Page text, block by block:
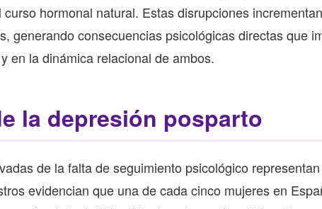
hormonal natural. Estas disrupciones
generando consecuencias psicológicas directas que
en la dinámica relacional de ambos.
la depresión posparto
de la falta de seguimiento psicológico
evidencian que una de cada cinco mujeres en